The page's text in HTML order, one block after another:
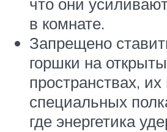
в комнате.
Запрещено
горшки на
пространствах,
специальных
где энергетика